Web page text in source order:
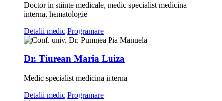
Doctor in stiinte medicale, medic specialist medicina
interna, hematologie
Detalii medic Programare
Dr. Tiurean Maria Luiza
Medic specialist medicina interna
Detalii medic Programare